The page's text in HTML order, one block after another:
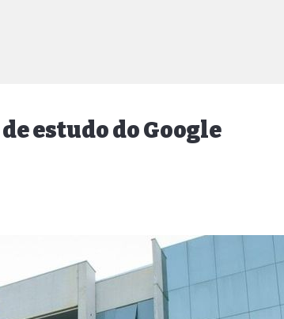
estudo do Google